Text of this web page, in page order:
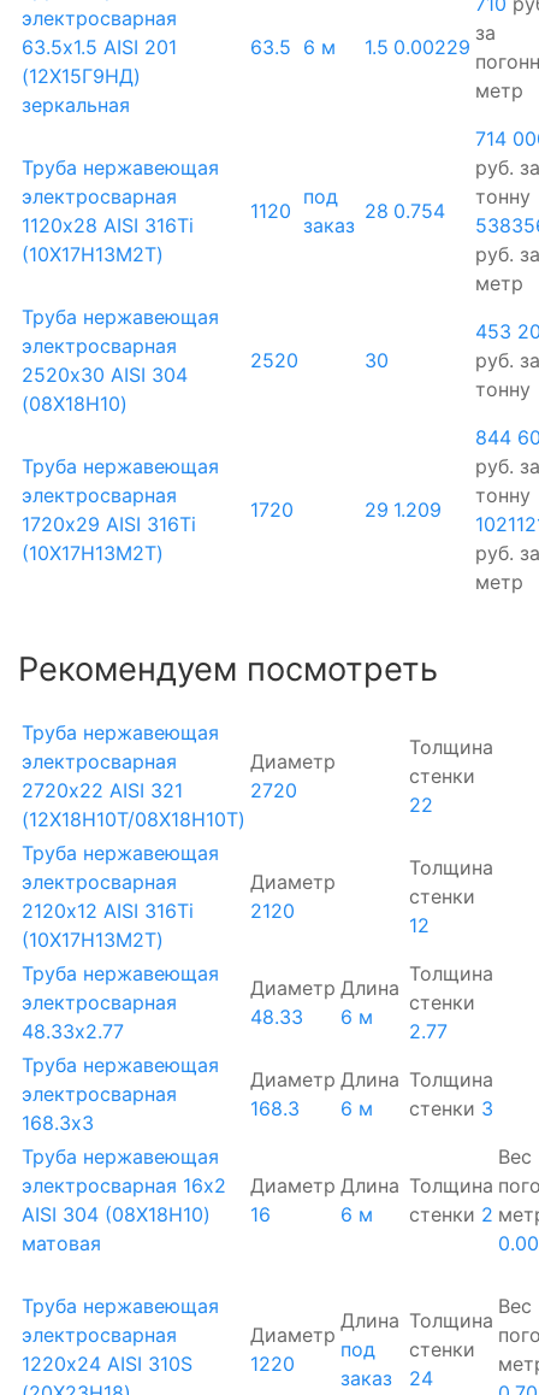
электросварная
63.5х1.5 AISI 201
(12Х15Г9НД)
зеркальная
63.5 6 м 1.5 0.00229
за
метр
Труба нержавеющая
электросварная
1120х28 AISI 316Ti
(10Х17Н13М2Т)
1120
под
заказ
28 0.754
714
руб. за
тонну
руб. за
метр
Труба нержавеющая
электросварная
2520х30 AISI 304
(08Х18Н10)
2520 30
453
руб. за
тонну
Труба нержавеющая
электросварная
1720х29 AISI 316Ti
(10Х17Н13М2Т)
1720 29 1.209
844
руб. за
тонну
руб. за
метр
Рекомендуем посмотреть
Труба нержавеющая
электросварная
2720х22 AISI 321
(12Х18Н10Т/08Х18Н10Т)
Диаметр
2720
Толщина
стенки
22
Труба нержавеющая
электросварная
2120х12 AISI 316Ti
(10Х17Н13М2Т)
Диаметр
2120
Толщина
стенки
12
Труба нержавеющая
электросварная
48.33х2.77
Диаметр
48.33
Длина
6 м
Толщина
стенки
2.77
Труба нержавеющая
электросварная
168.3х3
Диаметр
168.3
Длина
6 м
Толщина
стенки 3
Труба нержавеющая
электросварная 16х2
AISI 304 (08Х18Н10)
матовая
Диаметр
16
Длина
6 м
Толщина
стенки 2
Вес
Труба нержавеющая
электросварная
1220х24 AISI 310S
Диаметр
1220
Длина
под
заказ
Толщина
стенки
24
Вес